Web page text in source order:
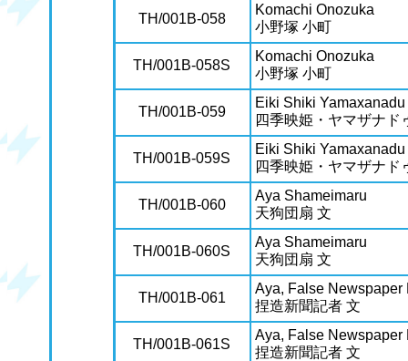
TH/001B-058
Komachi Onozuka
小野塚 小町
TH/001B-058S
Komachi Onozuka
小野塚 小町
TH/001B-059
Eiki Shiki Yamaxanadu
四季映姫・ヤマザナド
TH/001B-059S
Eiki Shiki Yamaxanadu
四季映姫・ヤマザナド
TH/001B-060
Aya Shameimaru
天狗団扇 文
TH/001B-060S
Aya Shameimaru
天狗団扇 文
TH/001B-061
Aya, False Newspaper
捏造新聞記者 文
TH/001B-061S
Aya, False Newspaper
捏造新聞記者 文